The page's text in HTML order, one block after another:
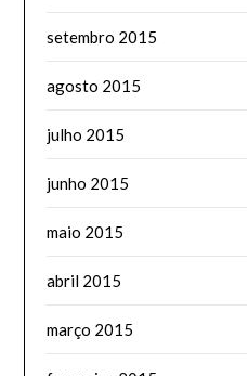
setembro 2015
agosto 2015
julho 2015
junho 2015
maio 2015
abril 2015
março 2015